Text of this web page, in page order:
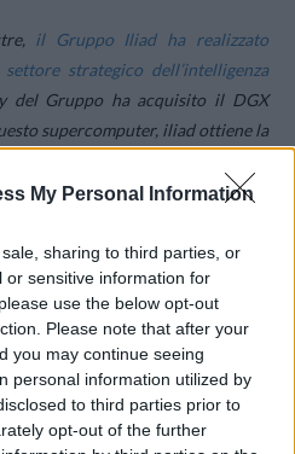
My Personal Information
sharing to third parties, or
or sensitive information for
use the below opt-out
Please note that after your
you may continue seeing
personal information utilized by
to third parties prior to
opt-out of the further
il Gruppo Iliad ha realizzato
strategico dell’intelligenza
del Gruppo ha acquisito il DGX
supercomputer, iliad ottiene la
Questo investimento
di calcolo disponibile per i
annunciato di essere all’origine
di ricerca di eccellenza in
finanziamento superiore a 100
missione contribuire alla
di un’intelligenza artificiale
accessibili i prodotti della sua